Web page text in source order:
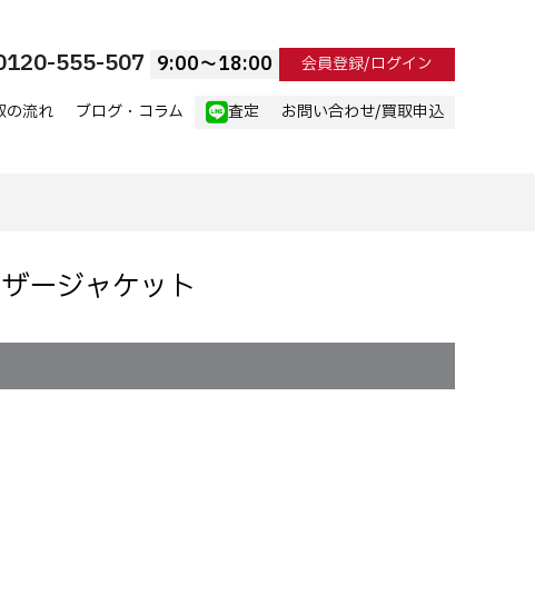
555-507 9:00〜18:00 会員登録/ログイン
の流れ ブログ・コラム 査定 お問い合わせ/買取申込
ージャケット